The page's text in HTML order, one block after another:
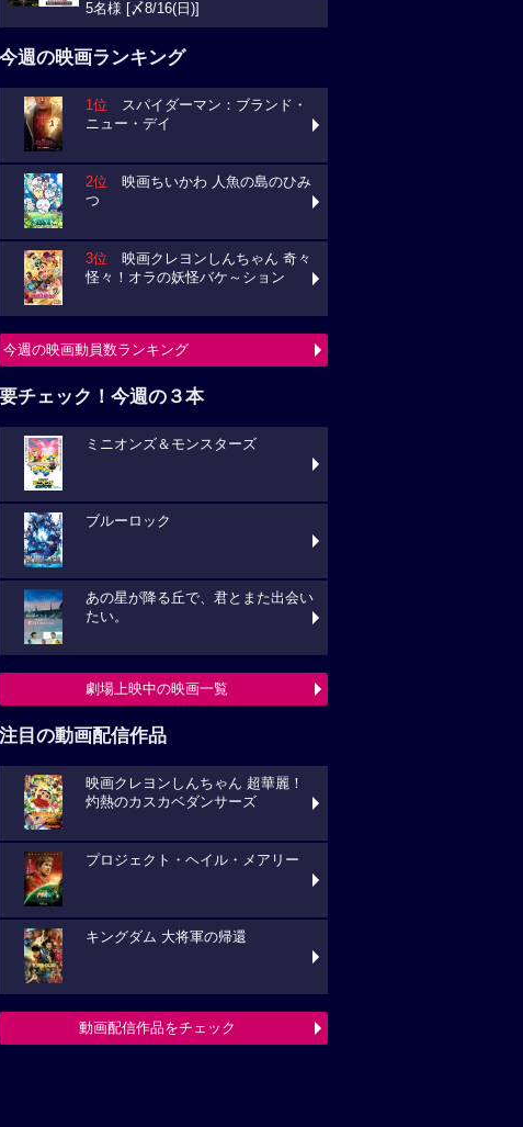
5名様 [〆8/16(日)]
今週の映画ランキング
1位 スパイダーマン：ブランド・
ニュー・デイ
2位 映画ちいかわ 人魚の島のひみ
つ
3位 映画クレヨンしんちゃん 奇々
怪々！オラの妖怪バケ～ション
今週の映画動員数ランキング
要チェック！今週の３本
ミニオンズ＆モンスターズ
ブルーロック
あの星が降る丘で、君とまた出会い
たい。
劇場上映中の映画一覧
注目の動画配信作品
映画クレヨンしんちゃん 超華麗！
灼熱のカスカベダンサーズ
プロジェクト・ヘイル・メアリー
キングダム 大将軍の帰還
動画配信作品をチェック